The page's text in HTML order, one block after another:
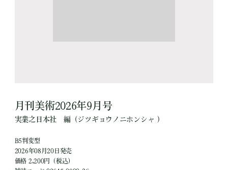
月刊美術2026年9月号
実業之日本社 編（ジツギョウノニホンシャ ）
B5判変型
2026年08月20日発売
価格 2,200円（税込）